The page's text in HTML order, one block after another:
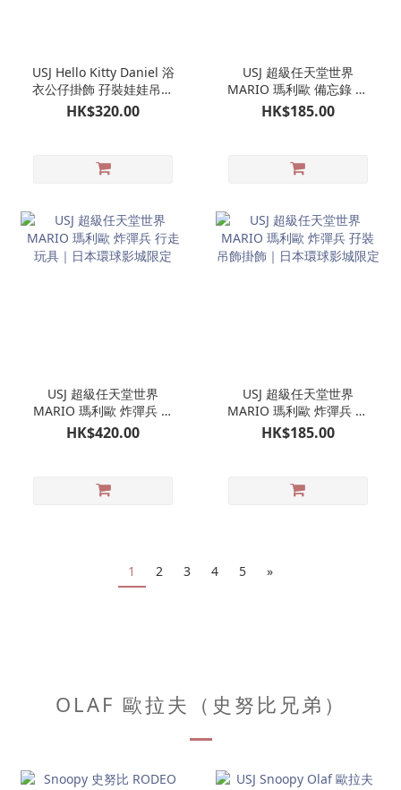
USJ Hello Kitty Daniel 浴
衣公仔掛飾 孖裝娃娃吊飾
｜日本環球影城限定
HK$320.00
USJ 超級任天堂世界
MARIO 瑪利歐 備忘錄 附
問號磚塊收納袋仔｜日本
環球影城限定
HK$185.00
USJ 超級任天堂世界
MARIO 瑪利歐 炸彈兵 行
走玩具｜日本環球影城限
HK$420.00
USJ 超級任天堂世界
MARIO 瑪利歐 炸彈兵 孖
裝吊飾掛飾｜日本環球影
城限定
HK$185.00
1 2 3 4 5 »
OLAF 歐拉夫（史努比兄弟）